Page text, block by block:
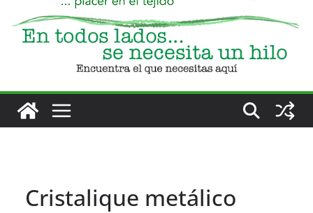
Cristalique metálico